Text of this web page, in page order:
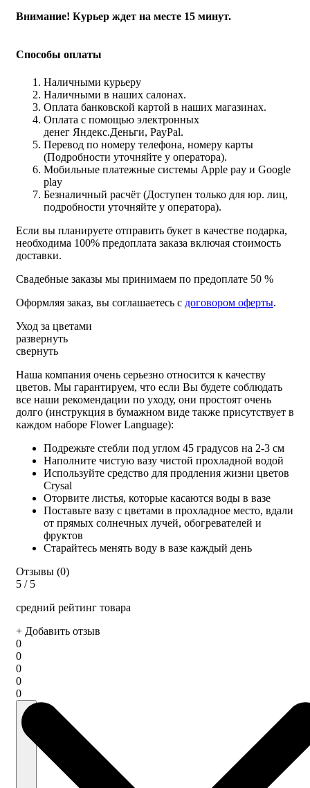
Внимание! Курьер ждет на месте 15 минут.
Способы оплаты
Наличными курьеру
Наличными в наших салонах.
Оплата банковской картой в наших магазинах.
Оплата с помощью электронных
денег Яндекс.Деньги, PayPal.
Перевод по номеру телефона, номеру карты
(Подробности уточняйте у оператора).
Мобильные платежные системы Apple pay и Google
play
Безналичный расчёт (Доступен только для юр. лиц,
подробности уточняйте у оператора).
Если вы планируете отправить букет в качестве подарка,
необходима 100% предоплата заказа включая стоимость
доставки.
Свадебные заказы мы принимаем по предоплате 50 %
Оформляя заказ, вы соглашаетесь с договором оферты.
Уход за цветами
развернуть
свернуть
Наша компания очень серьезно относится к качеству
цветов. Мы гарантируем, что если Вы будете соблюдать
все наши рекомендации по уходу, они простоят очень
долго (инструкция в бумажном виде также присутствует в
каждом наборе Flower Language):
Подрежьте стебли под углом 45 градусов на 2-3 см
Наполните чистую вазу чистой прохладной водой
Используйте средство для продления жизни цветов
Crysal
Оторвите листья, которые касаются воды в вазе
Поставьте вазу с цветами в прохладное место, вдали
от прямых солнечных лучей, обогревателей и
фруктов
Старайтесь менять воду в вазе каждый день
Отзывы (0)
5 / 5
средний рейтинг товара
+ Добавить отзыв
0
0
0
0
0